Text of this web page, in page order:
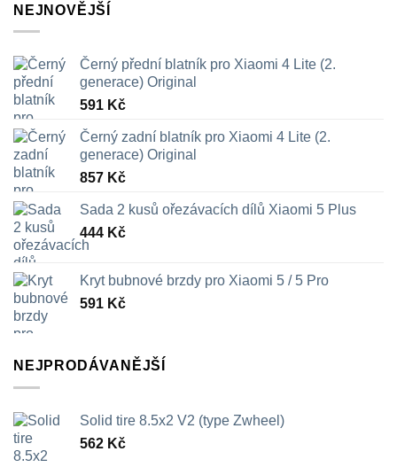
NEJNOVĚJŠÍ
Černý přední blatník pro Xiaomi 4 Lite (2.
generace) Original
591 Kč
Černý zadní blatník pro Xiaomi 4 Lite (2.
generace) Original
857 Kč
Sada 2 kusů ořezávacích dílů Xiaomi 5 Plus
444 Kč
Kryt bubnové brzdy pro Xiaomi 5 / 5 Pro
591 Kč
NEJPRODÁVANĚJŠÍ
Solid tire 8.5x2 V2 (type Zwheel)
562 Kč